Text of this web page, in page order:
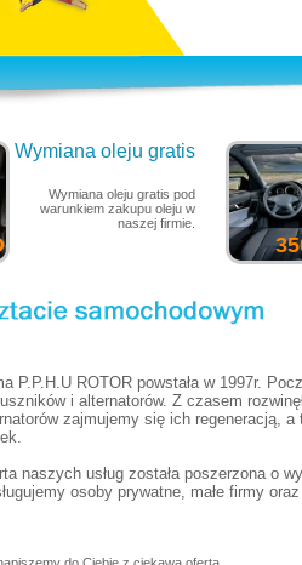
Wymiana oleju gratis
Wymiana oleju gratis pod
warunkiem zakupu oleju w
naszej firmie.
P.P.H.U ROTOR powstała w 1997r.
i alternatorów. Z czasem
zajmujemy się ich regeneracją,
naszych usług została poszerzona o
osoby prywatne, małe firmy